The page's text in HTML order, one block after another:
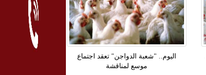
اليوم.. "شعبة الدواجن" تعقد اجتماع
موسع لمناقشة